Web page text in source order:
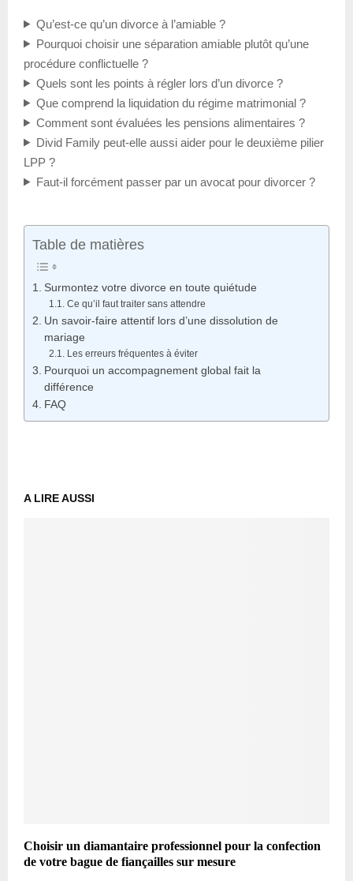
Qu’est-ce qu’un divorce à l’amiable ?
Pourquoi choisir une séparation amiable plutôt qu’une
procédure conflictuelle ?
Quels sont les points à régler lors d’un divorce ?
Que comprend la liquidation du régime matrimonial ?
Comment sont évaluées les pensions alimentaires ?
Divid Family peut-elle aussi aider pour le deuxième pilier
LPP ?
Faut-il forcément passer par un avocat pour divorcer ?
Table de matières
Surmontez votre divorce en toute quiétude
Ce qu’il faut traiter sans attendre
Un savoir-faire attentif lors d’une dissolution de
mariage
Les erreurs fréquentes à éviter
Pourquoi un accompagnement global fait la
différence
FAQ
A LIRE AUSSI
Choisir un diamantaire professionnel pour la confection
de votre bague de fiançailles sur mesure